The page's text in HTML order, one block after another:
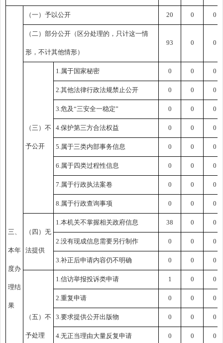
三、
本年
度办
理结
果
（一）予以公开 20 0 0
（二）部分公开（区分处理的，只计这一情
形，不计其他情形）
93 0 0
（三）不
予公开
1.属于国家秘密 0 0 0
2.其他法律行政法规禁止公开 0 0 0
3.危及“三安全一稳定” 0 0 0
4.保护第三方合法权益 0 0 0
5.属于三类内部事务信息 0 0 0
6.属于四类过程性信息 0 0 0
7.属于行政执法案卷 0 0 0
8.属于行政查询事项 0 0 0
（四）无
法提供
1.本机关不掌握相关政府信息 38 0 0
2.没有现成信息需要另行制作 0 0 0
3.补正后申请内容仍不明确 0 0 0
（五）不
予处理
1.信访举报投诉类申请 1 0 0
2.重复申请 0 0 0
3.要求提供公开出版物 0 0 0
4.无正当理由大量反复申请 0 0 0